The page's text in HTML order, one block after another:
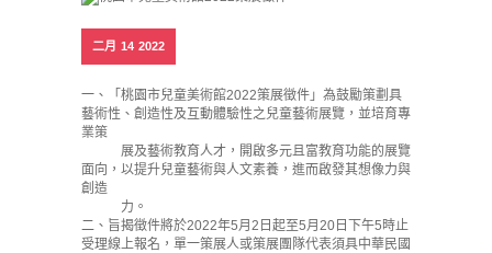
二月 14 2022
一、「桃園市兒童美術館2022策展徵件」為鼓勵策劃具
藝術性、創造性及互動體驗性之兒童藝術展覽，並培育專
業策
展及藝術教育人才，開啟多元且富教育功能的展覽
面向，以提升兒童藝術與人文素養，進而啟發其想像力與
創造
力。
二、旨揭徵件將於2022年5月2日起至5月20日下午5時止
受理線上報名，單一策展人或策展團隊代表須具中華民國